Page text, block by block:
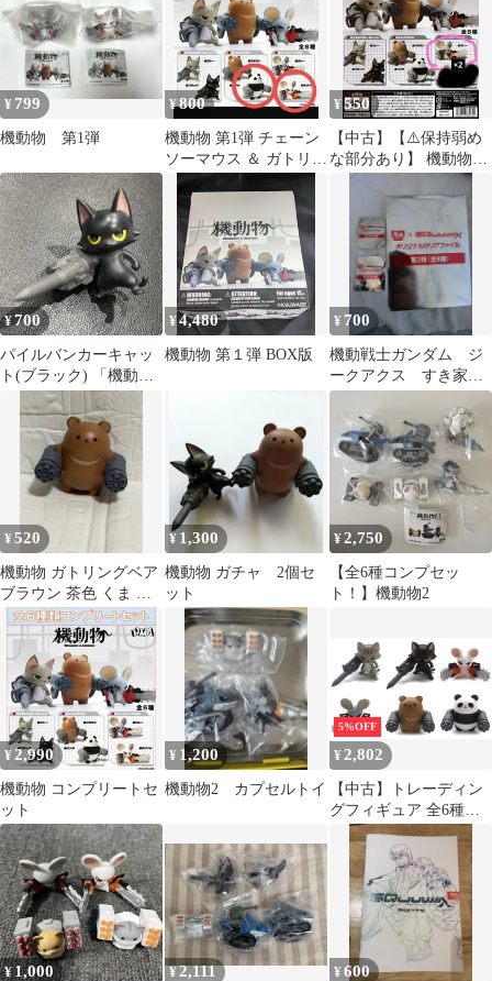
¥ 799
機動物 第1弾
¥800
機動物 第1弾 チェーン
ソーマウス ＆ ガトリン
グベア
¥550
【中古】【⚠️保持弱め
な部分あり】 機動物第
１弾 チェーンソーマ
ウス グレー 2個
¥700
パイルバンカーキャッ
ト(ブラック) 「機動物
第1弾」
¥4,480
機動物 第１弾 BOX版
¥ 700
機動戦士ガンダム ジ
ークアクス すき家コ
ラボグッズセット
¥520
機動物 ガトリングベア
ブラウン 茶色 くま 熊
ツキノワグマ クマ
¥ 1,300
機動物 ガチャ 2個セ
ット
¥2,750
【全6種コンプセッ
ト！】機動物2
¥2,990
機動物 コンプリートセ
ット
¥ 1,200
機動物2 カプセルトイ
5%OFF
¥ 2,802
【中古】トレーディン
グフィギュア 全6種セ
ット 「機動物 第1弾」
¥1,000 ¥2,111 ¥600